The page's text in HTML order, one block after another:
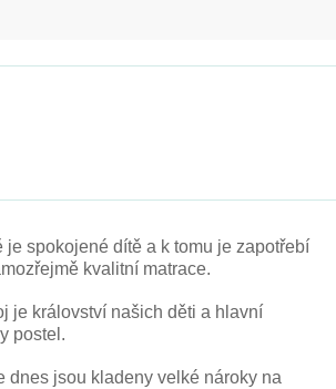
je spokojené dítě a k tomu je zapotřebí
kvalitní matrace.
je království našich děti a hlavní
postel.
dnes jsou kladeny velké nároky na